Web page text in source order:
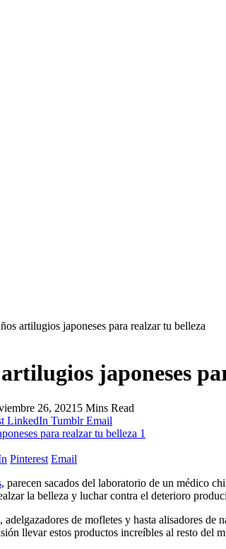
artilugios japoneses para realzar tu belleza
japoneses
26, 2021 5 Mins Read
LinkedIn Tumblr Email
Pinterest Email
, parecen sacados del laboratorio de un médico
la belleza y luchar contra el deterioro
adelgazadores de mofletes y hasta alisadores
llevar estos productos increíbles al resto del